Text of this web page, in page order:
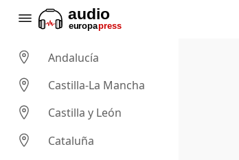
Andalucía
Castilla-La Mancha
Castilla y León
Cataluña